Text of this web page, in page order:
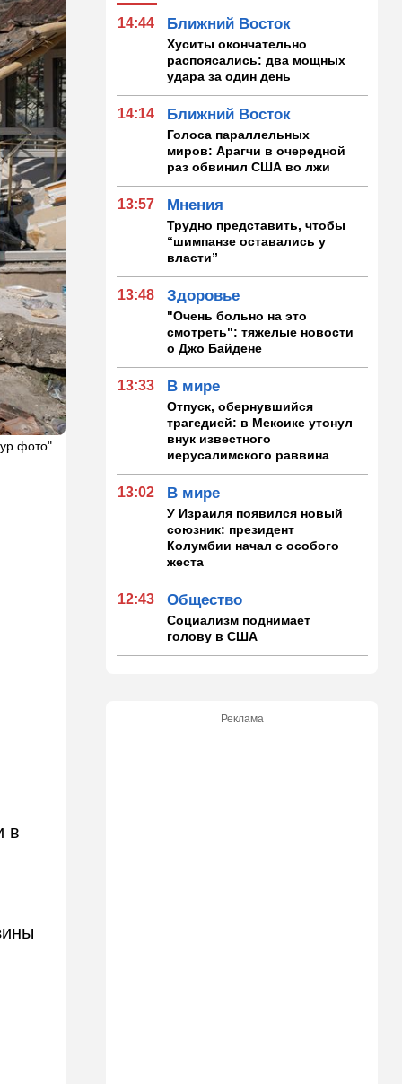
фото"
в
14:44 Ближний Восток
Хуситы окончательно
распоясались: два мощных
удара за один день
14:14 Ближний Восток
Голоса параллельных
миров: Арагчи в очередной
раз обвинил США во лжи
13:57 Мнения
Трудно представить, чтобы
“шимпанзе оставались у
власти”
13:48 Здоровье
"Очень больно на это
смотреть": тяжелые новости
о Джо Байдене
13:33 В мире
Отпуск, обернувшийся
трагедией: в Мексике утонул
внук известного
иерусалимского раввина
13:02 В мире
У Израиля появился новый
союзник: президент
Колумбии начал с особого
жеста
12:43 Общество
Социализм поднимает
голову в США
восстанавливать Сектор
Реклама